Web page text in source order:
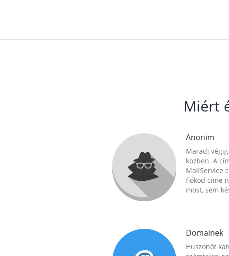
Miért
Anonim
Maradj
közben. A
MailService
fiókod címe
most, sem
Domainek
Huszonöt